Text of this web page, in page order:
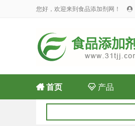
您好，欢迎来到食品添加剂网！ 
首页 产品